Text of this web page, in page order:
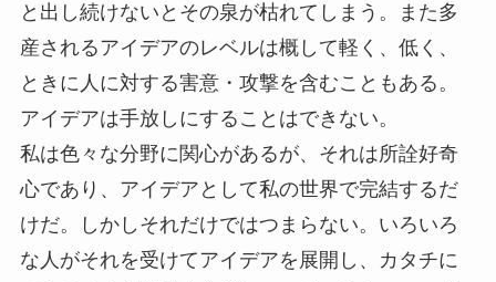
と出し続けないとその泉が枯れてしまう。また多
産されるアイデアのレベルは概して軽く、低く、
ときに人に対する害意・攻撃を含むこともある。
アイデアは手放しにすることはできない。
私は色々な分野に関心があるが、それは所詮好奇
心であり、アイデアとして私の世界で完結するだ
けだ。しかしそれだけではつまらない。いろいろ
な人がそれを受けてアイデアを展開し、カタチに